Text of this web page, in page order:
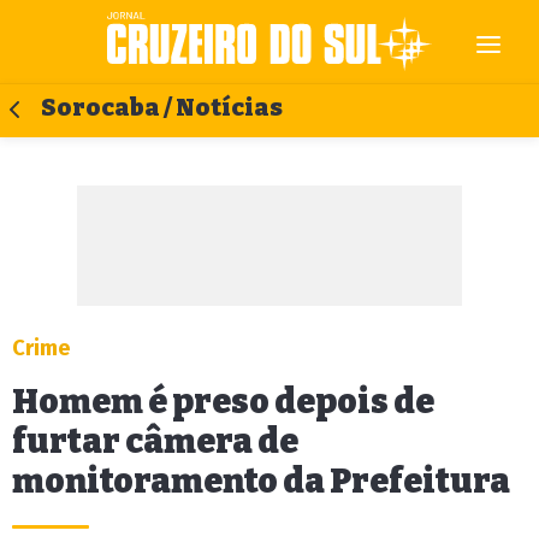
Sorocaba / Notícias
Crime
Homem é preso depois de
furtar câmera de
monitoramento da Prefeitura